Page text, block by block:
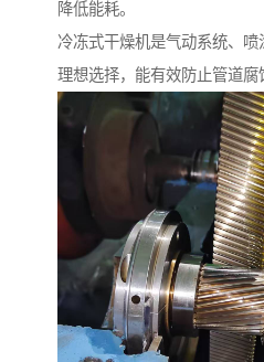
降低能耗。
冷冻式干燥机是气动系统、
理想选择，能有效防止管道腐